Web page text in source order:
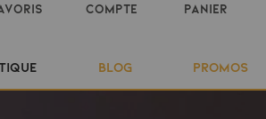
Compte Panier
BLOG PROMOS